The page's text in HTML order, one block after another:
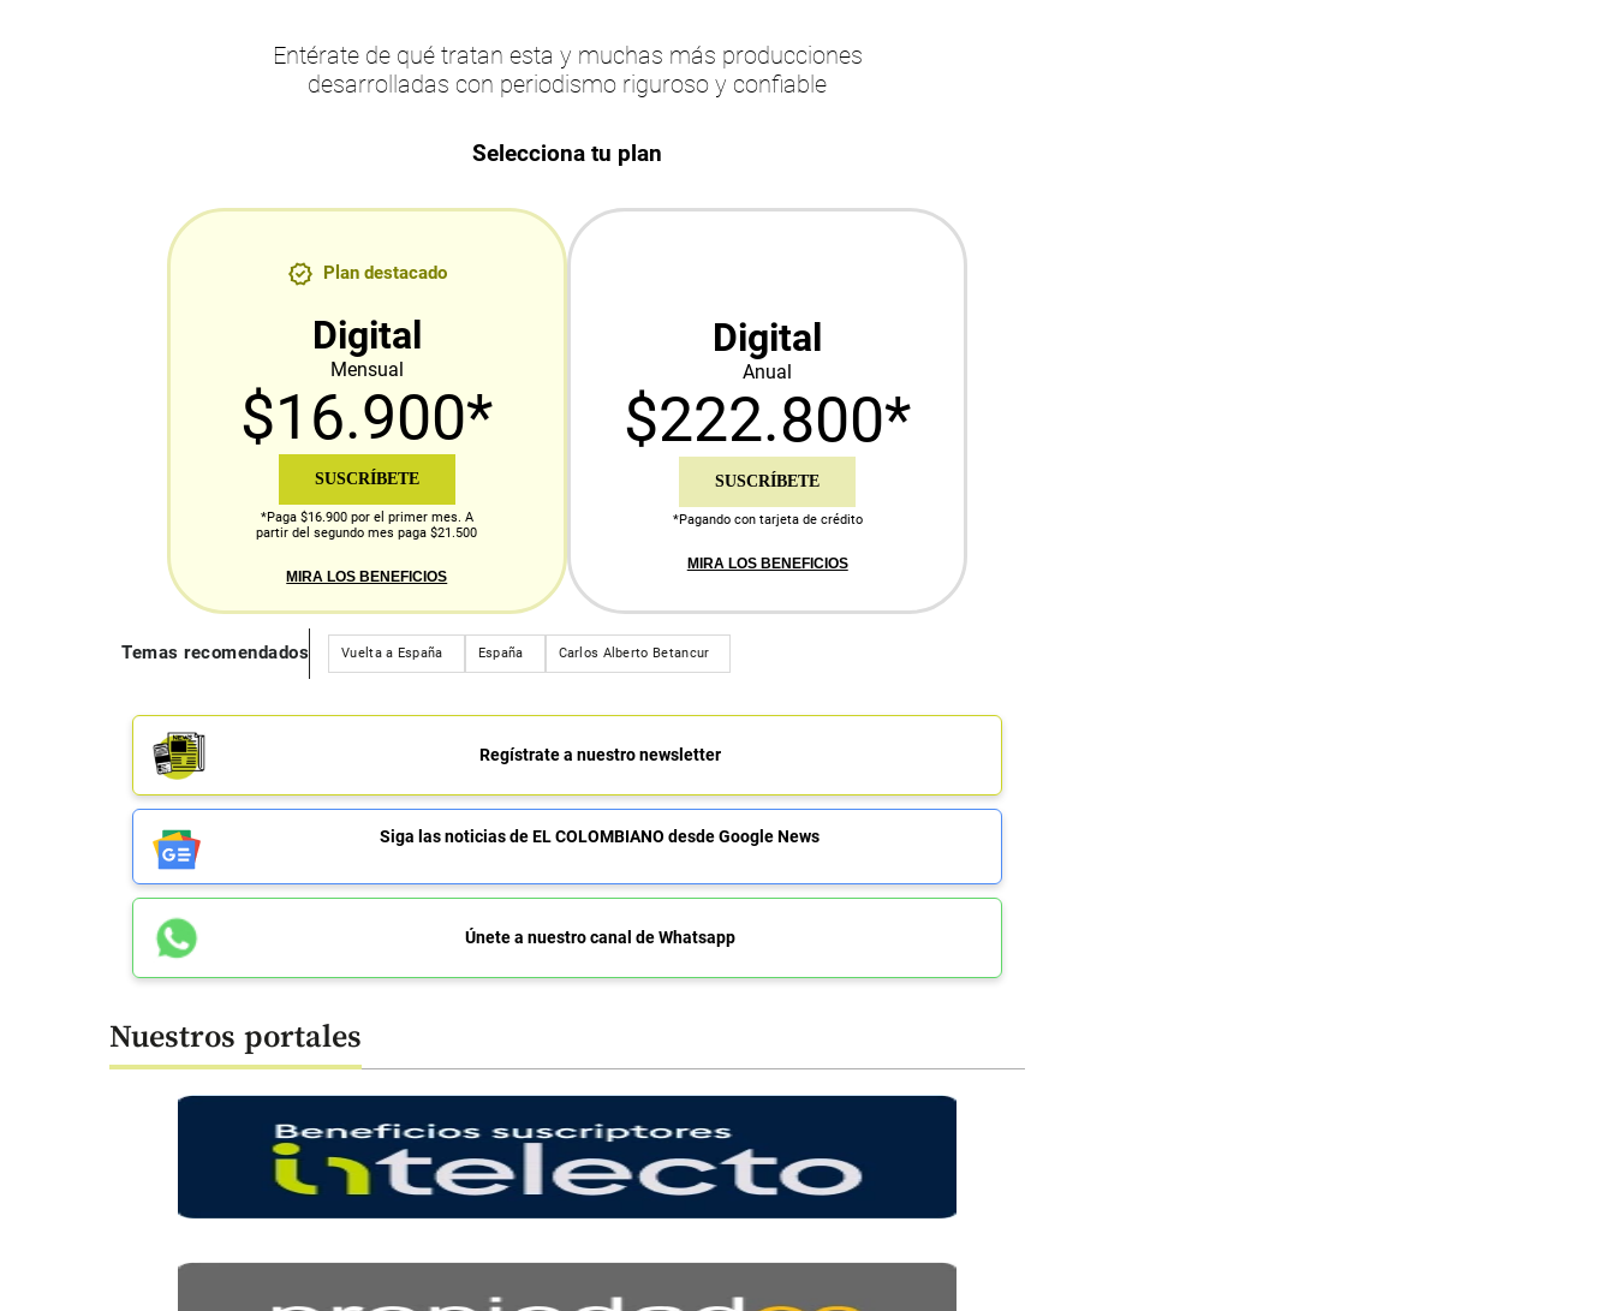
Entérate de qué tratan esta y muchas más producciones
desarrolladas con periodismo riguroso y confiable
Selecciona tu plan
Plan destacado
Digital
Mensual
$16.900*
SUSCRÍBETE
*Paga $16.900 por el primer mes. A
partir del segundo mes paga $21.500
MIRA LOS BENEFICIOS
Digital
Anual
$222.800*
SUSCRÍBETE
*Pagando con tarjeta de crédito
MIRA LOS BENEFICIOS
Temas recomendados Vuelta a España España Carlos Alberto Betancur
Regístrate a nuestro newsletter
Siga las noticias de EL COLOMBIANO desde Google News
Únete a nuestro canal de Whatsapp
Nuestros portales